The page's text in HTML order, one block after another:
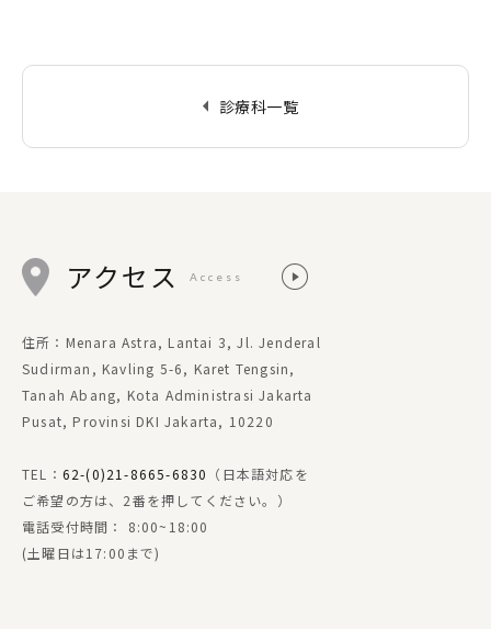
arrow_left 診療科一覧
アクセス Access
住所：Menara Astra, Lantai 3, Jl. Jenderal
Sudirman, Kavling 5-6, Karet Tengsin,
Tanah Abang, Kota Administrasi Jakarta
Pusat, Provinsi DKI Jakarta, 10220
TEL： 62-(0)21-8665-6830 （日本語対応を
ご希望の方は、2番を押してください。）
電話受付時間： 8:00~18:00
(土曜日は17:00まで)